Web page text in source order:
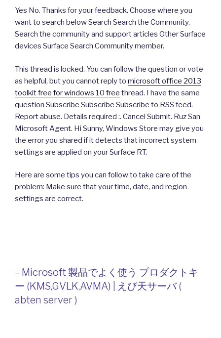
Yes No. Thanks for your feedback. Choose where you
want to search below Search Search the Community.
Search the community and support articles Other Surface
devices Surface Search Community member.
This thread is locked. You can follow the question or vote
as helpful, but you cannot reply to microsoft office 2013
toolkit free for windows 10 free thread. I have the same
question Subscribe Subscribe Subscribe to RSS feed.
Report abuse. Details required :. Cancel Submit. Ruz San
Microsoft Agent. Hi Sunny, Windows Store may give you
the error you shared if it detects that incorrect system
settings are applied on your Surface RT.
Here are some tips you can follow to take care of the
problem: Make sure that your time, date, and region
settings are correct.
– Microsoft 製品でよく使う プロダクトキ
ー (KMS,GVLK,AVMA) | えび天サーバ (
abten server )